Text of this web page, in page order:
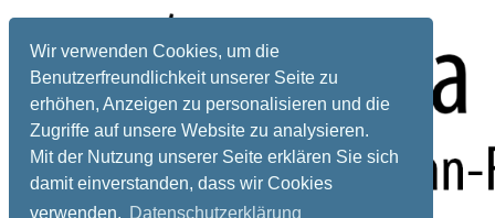
Wir verwenden Cookies, um die
Benutzerfreundlichkeit unserer Seite zu
erhöhen, Anzeigen zu personalisieren und die
Zugriffe auf unsere Website zu analysieren.
Mit der Nutzung unserer Seite erklären Sie sich
damit einverstanden, dass wir Cookies
verwenden. Datenschutzerklärung